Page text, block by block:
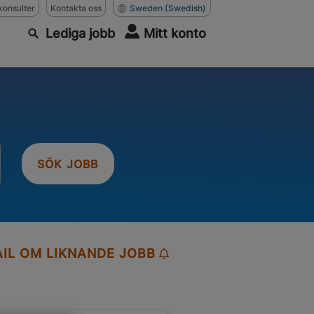
Kontakta oss Sweden (Swedish)
Lediga jobb Mitt konto
SÖK JOBB
OM LIKNANDE JOBB